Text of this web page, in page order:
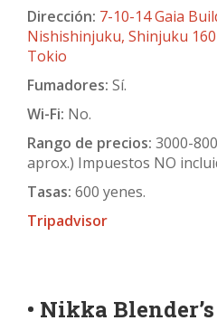
Dirección: 7-10-14 Gaia
Nishishinjuku, Shinjuku
Tokio
Fumadores: Sí.
Wi-Fi: No.
Rango de precios: 3000-
aprox.) Impuestos NO
Tasas: 600 yenes.
Tripadvisor
• Nikka